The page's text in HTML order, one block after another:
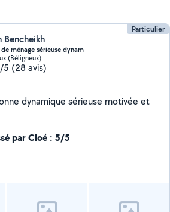
Particulier
Bencheikh
de ménage sérieuse dynam
(Béligneux)
5 (28 avis)
dynamique sérieuse motivée et
par Cloé : 5/5